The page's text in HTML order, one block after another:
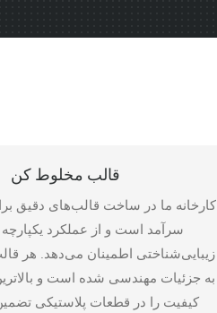
قالب مخلوط کن
کارخانه ما در ساخت قالب‌های دقیق
سرآمد است و از عملکرد
زیبایی‌شناختی اطمینان می‌دهد. هر
به جزئیات مهندسی شده است و
کیفیت را در قطعات پلاستیکی